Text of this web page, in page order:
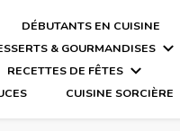
DÉBUTANTS EN CUISINE
& GOURMANDISES
RECETTES DE FÊTES
CUISINE SORCIÈRE